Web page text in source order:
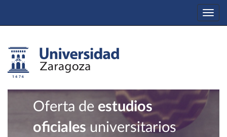
Oferta de estudios
oficiales universitarios